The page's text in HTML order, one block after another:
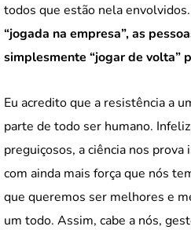
todos que estão nela envolvidos.
“jogada na empresa”, as
simplesmente “jogar de volta”
Eu acredito que a resistência a
parte de todo ser humano.
preguiçosos, a ciência nos
com ainda mais força que nós
que queremos ser melhores e
um todo. Assim, cabe a nós,